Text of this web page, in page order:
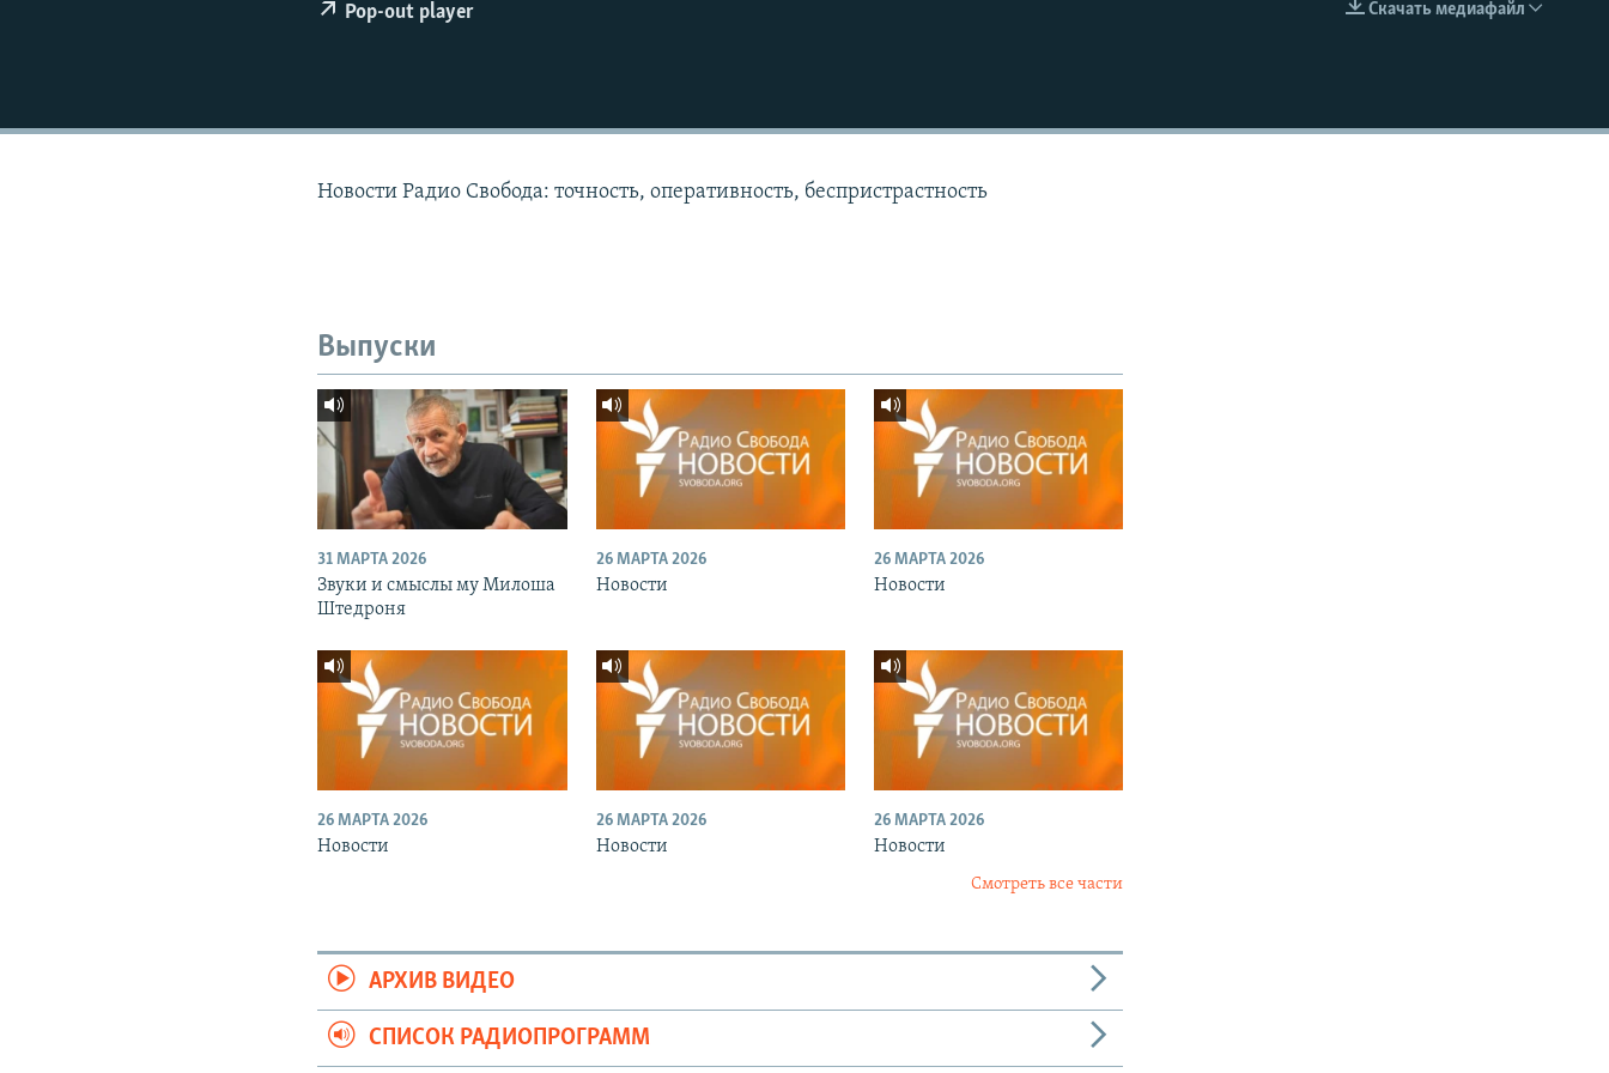
EMBED
Скачать медиафайл
Pop-out player
Новости Радио Свобода: точность, оперативность, беспристрастность
Выпуски
31 МАРТА 2026
Звуки и смыслы му Милоша
Штедроня
26 МАРТА 2026
Новости
26 МАРТА 2026
Новости
26 МАРТА 2026
Новости
26 МАРТА 2026
Новости
26 МАРТА 2026
Новости
Смотреть все части
АРХИВ ВИДЕО
СПИСОК РАДИОПРОГРАММ